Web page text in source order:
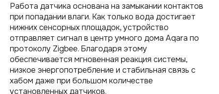
Работа датчика основана на замыкании контактов
при попадании влаги. Как только вода достигает
нижних сенсорных площадок, устройство
отправляет сигнал в центр умного дома Aqara по
протоколу Zigbee. Благодаря этому
обеспечивается мгновенная реакция системы,
низкое энергопотребление и стабильная связь с
хабом даже при большом количестве
установленных датчиков.